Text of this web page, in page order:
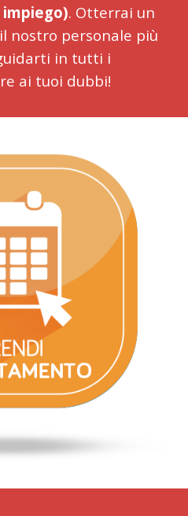
. Otterrai un
il nostro personale più
in tutti i
ai tuoi dubbi!